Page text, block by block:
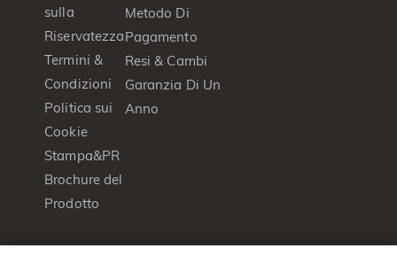
sulla
Riservatezza
Termini &
Condizioni
Politica sui
Cookie
Stampa&PR
Brochure del
Prodotto
Metodo Di
Pagamento
Resi & Cambi
Garanzia Di Un
Anno